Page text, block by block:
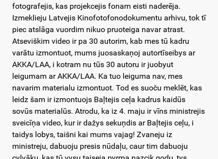
fotografejis, kas projekcejis fonam eisti naderēja.
Izmeklieju Latvejis Kinofotofonodokumentu arhivu, tok tī
piec atslāga vuordim nikuo pruoteiga navar atrast.
Atseviškim video ir pa 30 autorim, kab mes tū kadru
varātu izmontuot, mums juosaskaņoj autortīseibys ar
AKKA/LAA, i kotram nu tūs 30 autoru ir juobyut
leigumam ar AKKA/LAA. Ka tuo leiguma nav, mes
navarim materialu izmontuot. Tod es suoču meklēt, kas
leidz šam ir izmontuojs Baļtejis ceļa kadrus kaidūs
sovūs materialūs. Atrodu, ka iz 4. maju ir vīns ministrejis
sveicīņa video, kur ir dažys sekuņdis ar Baļtejis ceļu, i
taidys lobys, taišni kai mums vajag! Zvaneju iz
ministreju, dabuoju presis nūdaļu, caur tim dabuoju